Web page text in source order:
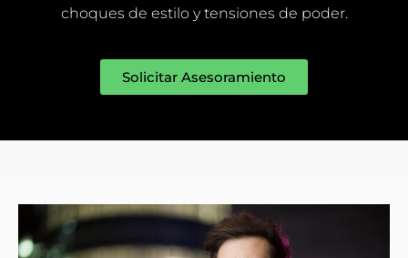
choques de estilo y tensiones de poder.
Solicitar Asesoramiento